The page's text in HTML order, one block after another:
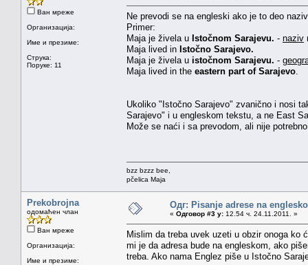
Ван мреже
Организација:
Име и презиме:
Струка:
Поруке: 11
Ne prevodi se na engleski ako je to deo
Primer:
Maja je živela u Istočnom Sarajevu. - naziv
Maja lived in Istočno Sarajevo.
Maja je živela u istočnom Sarajevu. -
Maja lived in the eastern part of Sarajevo
Ukoliko "Istočno Sarajevo" zvanično i nosi
Sarajevo" i u engleskom tekstu, a ne East
Može se naći i sa prevodom, ali nije
bzz bzzz bee,
pčelica Maja
Prekobrojna
одомаћен члан
Ван мреже
Организација:
Име и презиме:
Одг: Pisanje adrese na
« Одговор #3 у: 12.54 ч. 24.11.2011. »
Mislim da treba uvek uzeti u obzir onoga ko
mi je da adresa bude na engleskom, ako
treba. Ako nama Englez piše u Istočno